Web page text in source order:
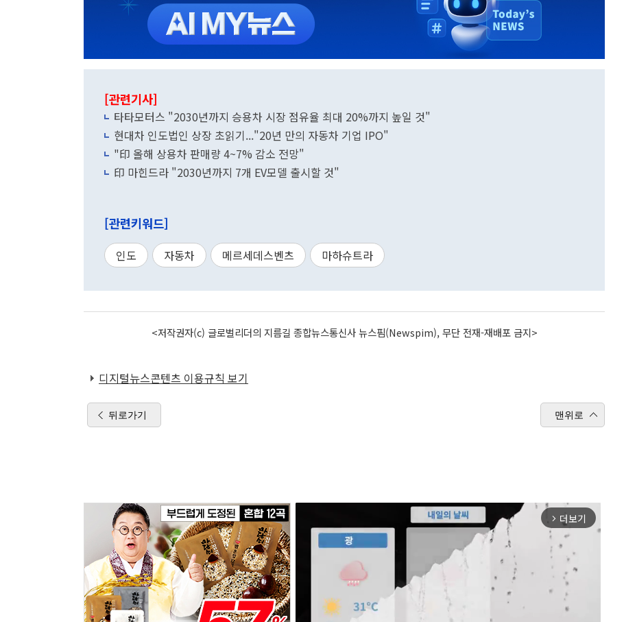
[관련기사]
타타모터스 "2030년까지 승용차 시장 점유율 최대 20%까지 높일 것"
현대차 인도법인 상장 초읽기..."20년 만의 자동차 기업 IPO"
"印 올해 상용차 판매량 4~7% 감소 전망"
印 마힌드라 "2030년까지 7개 EV모델 출시할 것"
[관련키워드]
인도 자동차 메르세데스벤츠 마하슈트라
<저작권자(c) 글로벌리더의 지름길 종합뉴스통신사 뉴스핌(Newspim), 무단 전재-재배포 금지>
디지털뉴스콘텐츠 이용규칙 보기
뒤로가기 맨위로
arrow_forward_ios 더보기